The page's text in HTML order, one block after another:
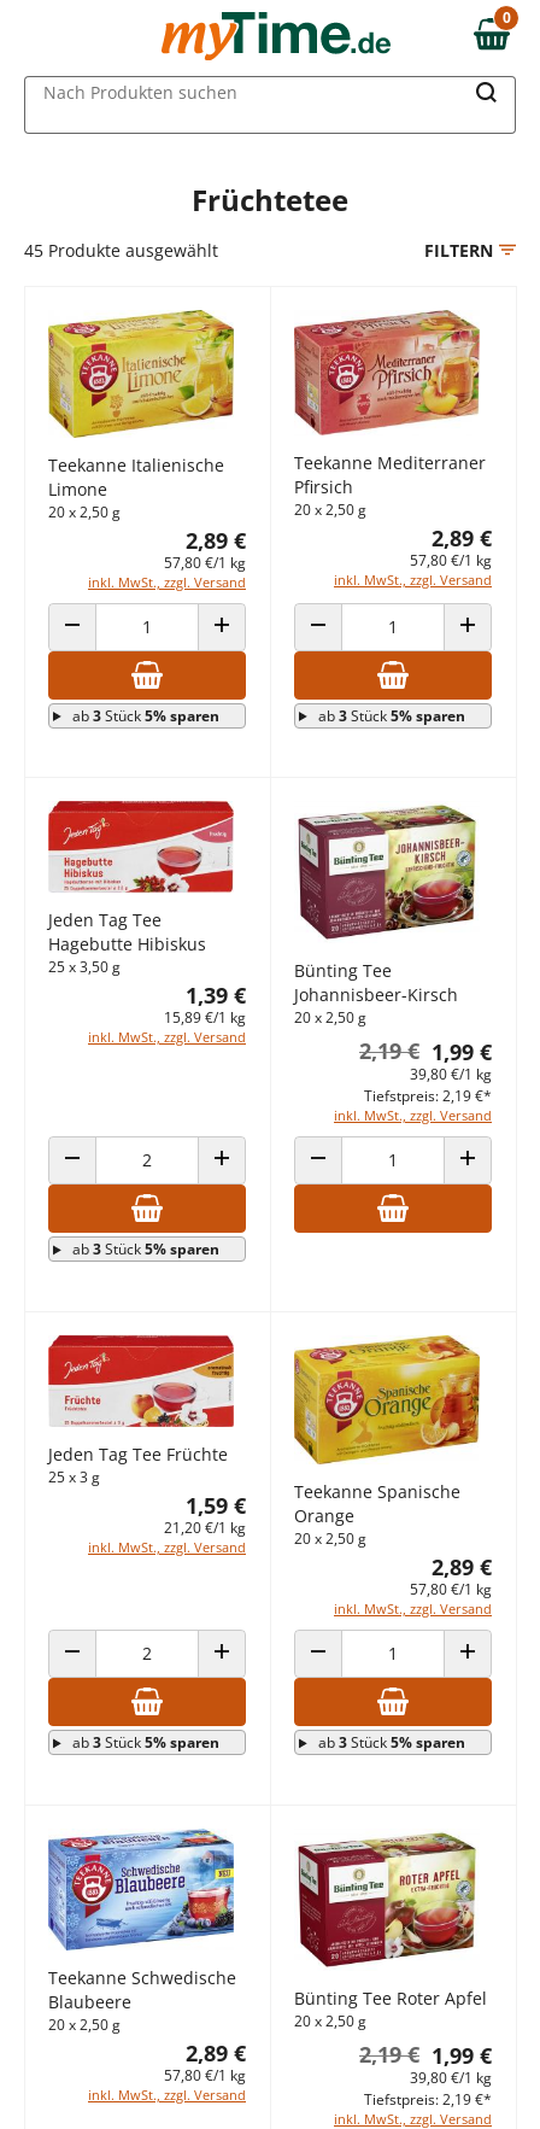
Zum Hauptinhalt springen
Zur Navigation springen
Zur Suche springen
0,00 €
0
Nach Produkten suchen
Früchtetee
45 Produkte ausgewählt FILTERN
Teekanne Italienische
Limone
20 x 2,50 g
2,89 €
57,80 €/1 kg
inkl. MwSt., zzgl. Versand
ANZAHL VERRINGERN ANZAHL ERHÖHEN
ab3Stück5% sparen
Teekanne Mediterraner
Pfirsich
20 x 2,50 g
2,89 €
57,80 €/1 kg
inkl. MwSt., zzgl. Versand
ANZAHL VERRINGERN ANZAHL
ab3Stück5% sparen
Jeden Tag Tee
Hagebutte Hibiskus
25 x 3,50 g
1,39 €
15,89 €/1 kg
inkl. MwSt., zzgl. Versand
ANZAHL VERRINGERN ANZAHL ERHÖHEN
ab3Stück5% sparen
Bünting Tee
Johannisbeer-Kirsch
20 x 2,50 g
1,99 €
2,19 €
39,80 €/1 kg
inkl. MwSt., zzgl. Versand
Tiefstpreis: 2,19 €*
ANZAHL VERRINGERN ANZAHL
Jeden Tag Tee Früchte
25 x 3 g
1,59 €
21,20 €/1 kg
inkl. MwSt., zzgl. Versand
ANZAHL VERRINGERN ANZAHL ERHÖHEN
ab3Stück5% sparen
Teekanne Spanische
Orange
20 x 2,50 g
2,89 €
57,80 €/1 kg
inkl. MwSt., zzgl. Versand
ANZAHL VERRINGERN ANZAHL
ab3Stück5% sparen
Teekanne Schwedische
Blaubeere
20 x 2,50 g
2,89 €
57,80 €/1 kg
inkl. MwSt., zzgl. Versand
Bünting Tee Roter Apfel
20 x 2,50 g
1,99 €
2,19 €
39,80 €/1 kg
inkl. MwSt., zzgl. Versand
Tiefstpreis: 2,19 €*